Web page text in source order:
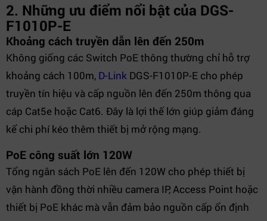
2. Những ưu điểm nổi bật của DGS-
F1010P-E
Khoảng cách truyền dẫn lên đến 250m
Không giống các Switch PoE thông thường chỉ hỗ trợ
khoảng cách 100m, D-Link DGS-F1010P-E cho phép
truyền tín hiệu và cấp nguồn lên đến 250m thông qua
cáp Cat5e hoặc Cat6. Đây là lợi thế lớn giúp giảm đáng
kể chi phí kéo thêm thiết bị mở rộng mạng.
PoE công suất lớn 120W
Tổng ngân sách PoE lên đến 120W cho phép thiết bị
vận hành đồng thời nhiều camera IP, Access Point hoặc
thiết bị PoE khác mà vẫn đảm bảo nguồn cấp ổn định